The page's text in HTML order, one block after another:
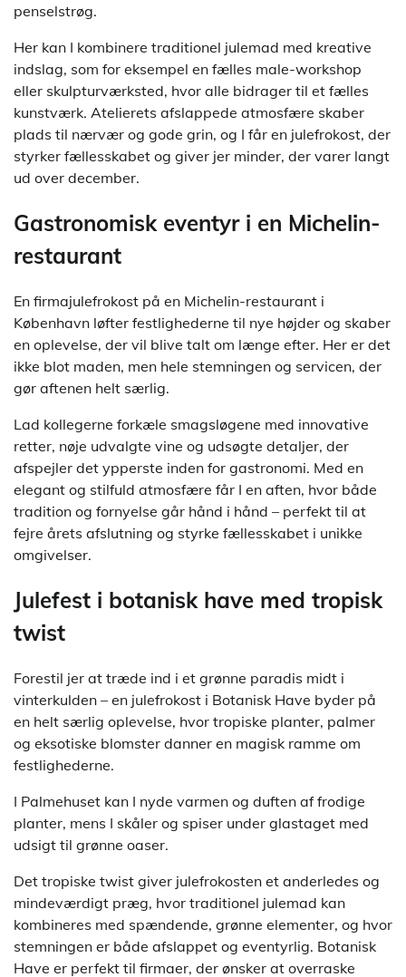
penselstrøg.
Her kan I kombinere traditionel julemad med kreative
indslag, som for eksempel en fælles male-workshop
eller skulpturværksted, hvor alle bidrager til et fælles
kunstværk. Atelierets afslappede atmosfære skaber
plads til nærvær og gode grin, og I får en julefrokost, der
styrker fællesskabet og giver jer minder, der varer langt
ud over december.
Gastronomisk eventyr i en Michelin-
restaurant
En firmajulefrokost på en Michelin-restaurant i
København løfter festlighederne til nye højder og skaber
en oplevelse, der vil blive talt om længe efter. Her er det
ikke blot maden, men hele stemningen og servicen, der
gør aftenen helt særlig.
Lad kollegerne forkæle smagsløgene med innovative
retter, nøje udvalgte vine og udsøgte detaljer, der
afspejler det ypperste inden for gastronomi. Med en
elegant og stilfuld atmosfære får I en aften, hvor både
tradition og fornyelse går hånd i hånd – perfekt til at
fejre årets afslutning og styrke fællesskabet i unikke
omgivelser.
Julefest i botanisk have med tropisk
twist
Forestil jer at træde ind i et grønne paradis midt i
vinterkulden – en julefrokost i Botanisk Have byder på
en helt særlig oplevelse, hvor tropiske planter, palmer
og eksotiske blomster danner en magisk ramme om
festlighederne.
I Palmehuset kan I nyde varmen og duften af frodige
planter, mens I skåler og spiser under glastaget med
udsigt til grønne oaser.
Det tropiske twist giver julefrokosten et anderledes og
mindeværdigt præg, hvor traditionel julemad kan
kombineres med spændende, grønne elementer, og hvor
stemningen er både afslappet og eventyrlig. Botanisk
Have er perfekt til firmaer, der ønsker at overraske